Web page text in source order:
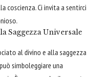
coscienza. Ci invita a sentirci
Saggezza Universale
al divino e alla saggezza
simboleggiare una